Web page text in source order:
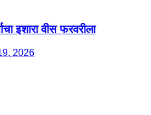
इशारा वीस फरवरीला
2026